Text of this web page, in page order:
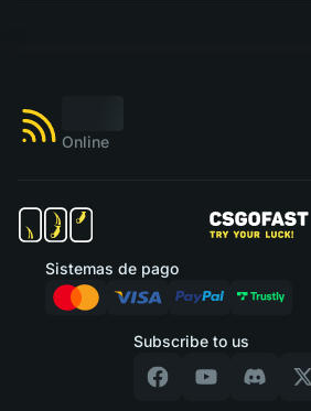
Online
Subscribe to us
Sistemas de pago